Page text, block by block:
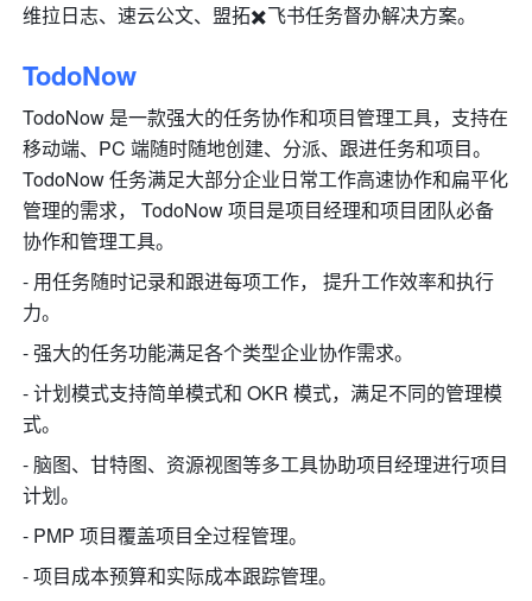
维拉日志、速云公文、盟拓✖️飞书任务督办解决方案。
TodoNow
TodoNow 是一款强大的任务协作和项目管理工具，支持在
移动端、PC 端随时随地创建、分派、跟进任务和项目。
TodoNow 任务满足大部分企业日常工作高速协作和扁平化
管理的需求， TodoNow 项目是项目经理和项目团队必备
协作和管理工具。
- 用任务随时记录和跟进每项工作， 提升工作效率和执行
力。
- 强大的任务功能满足各个类型企业协作需求。
- 计划模式支持简单模式和 OKR 模式，满足不同的管理模
式。
- 脑图、甘特图、资源视图等多工具协助项目经理进行项目
计划。
- PMP 项目覆盖项目全过程管理。
- 项目成本预算和实际成本跟踪管理。